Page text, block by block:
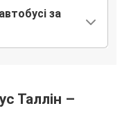
за
Таллін –